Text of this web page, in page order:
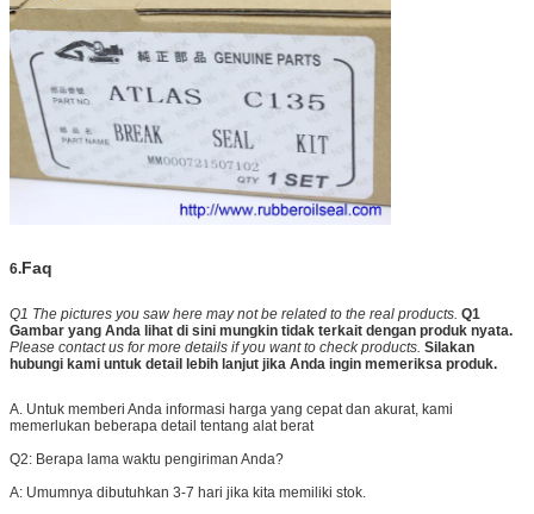
6.Faq
Q1 The pictures you saw here may not be related to the real products. Q1
Gambar yang Anda lihat di sini mungkin tidak terkait dengan produk nyata.
Please contact us for more details if you want to check products. Silakan
hubungi kami untuk detail lebih lanjut jika Anda ingin memeriksa produk.
A. Untuk memberi Anda informasi harga yang cepat dan akurat, kami
memerlukan beberapa detail tentang alat berat
Q2: Berapa lama waktu pengiriman Anda?
A: Umumnya dibutuhkan 3-7 hari jika kita memiliki stok.